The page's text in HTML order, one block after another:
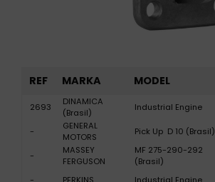
REF MARKA MODEL
2693
DINAMICA
(Brasil)
Industrial Engine
-
GENERAL
MOTORS
Pick Up D 10 (Brasil)
-
MASSEY
FERGUSON
MF 275-290-292
(Brasil)